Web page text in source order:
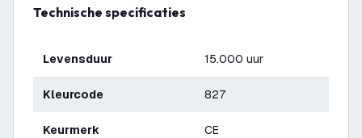
Technische specificaties
Levensduur 15.000 uur
Kleurcode 827
Keurmerk CE